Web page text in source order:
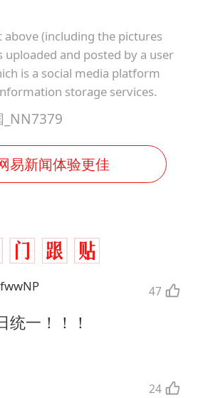
above (including the pictures
uploaded and posted by a user
is a social media platform
storage services.
_NN7379
易新闻体验更佳
47
统一！！！
24